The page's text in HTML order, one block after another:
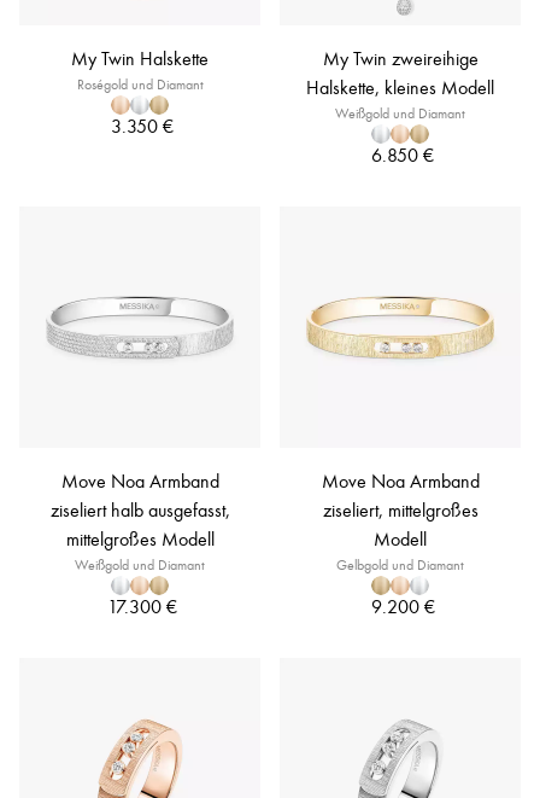
My Twin Halskette
Roségold und Diamant
3.350 €
My Twin zweireihige
Halskette, kleines Modell
Weißgold und Diamant
6.850 €
Move Noa Armband
ziseliert halb ausgefasst,
mittelgroßes Modell
Weißgold und Diamant
17.300 €
Move Noa Armband
ziseliert, mittelgroßes
Modell
Gelbgold und Diamant
9.200 €